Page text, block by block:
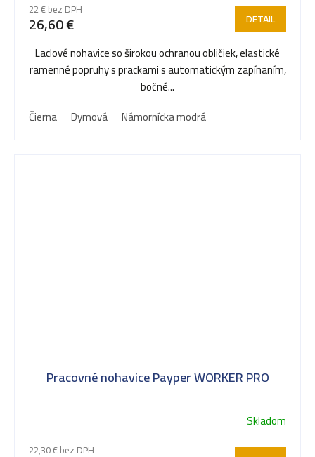
22 € bez DPH
26,60 € DETAIL
Laclové nohavice so širokou ochranou obličiek, elastické
ramenné popruhy s prackami s automatickým zapínaním,
bočné...
Čierna
Dymová Námornícka modrá
Pracovné nohavice Payper WORKER PRO
Skladom
22,30 € bez DPH